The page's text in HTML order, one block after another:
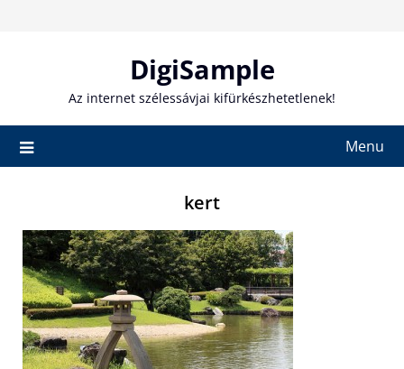
DigiSample
Az internet szélessávjai kifürkészhetetlenek!
Menu
kert